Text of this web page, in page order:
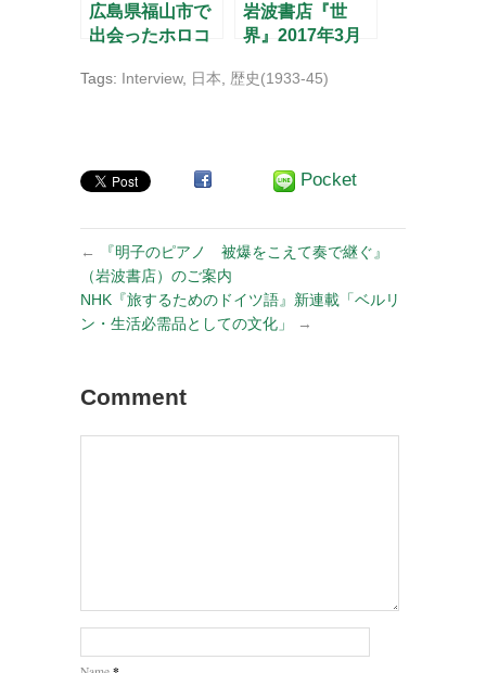
広島県福山市で
出会ったホロコ
岩波書店『世
界』2017年3月
車・キンダート
Tags: Interview, 日本 歴史(1933-45)
Pocket
←
『明子のピアノ 被爆をこえて奏で継ぐ』
（岩波書店）のご案内
NHK『旅するためのドイツ語』新連載「ベルリ
ン・生活必需品としての文化」
→
Comment